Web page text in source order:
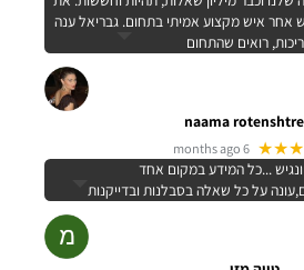
אחר איש מקצוע אמיתי בתחום. גבריאל ענה
רואים שהתחום
naama
6 months ago
...כל המידע במקום אחד
על כל שאלה בסבלנות ובדייקנות